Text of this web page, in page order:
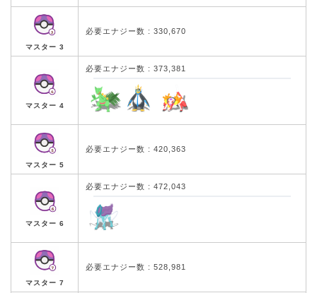
マスター 3
必要エナジー数 : 330,670
マスター 4
必要エナジー数 : 373,381
マスター 5
必要エナジー数 : 420,363
マスター 6
必要エナジー数 : 472,043
マスター 7
必要エナジー数 : 528,981